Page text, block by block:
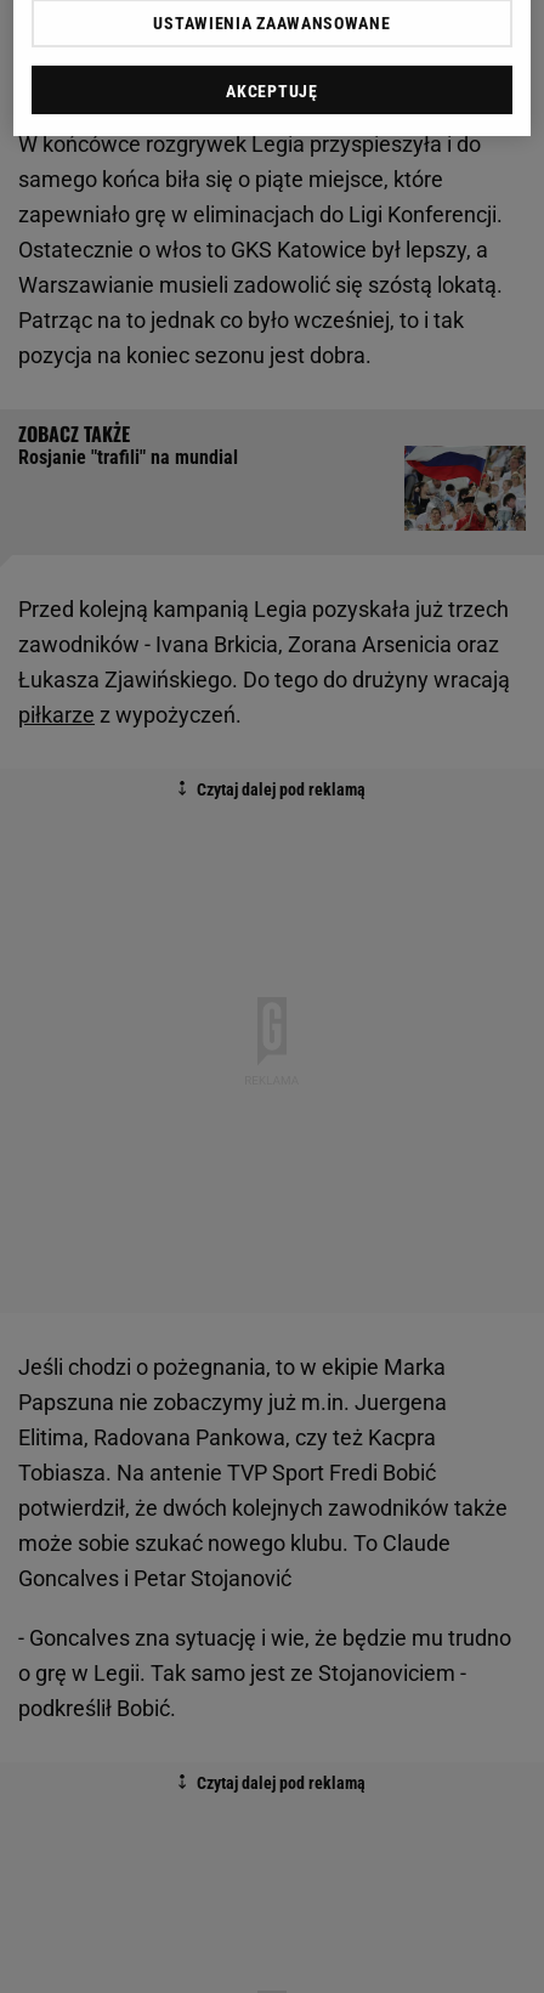
Legia żegna się z dwoma kolejnymi piłkarzami.
W końcówce rozgrywek Legia przyspieszyła i do
samego końca biła się o piąte miejsce, które
zapewniało grę w eliminacjach do Ligi Konferencji.
Ostatecznie o włos to GKS Katowice był lepszy, a
Warszawianie musieli zadowolić się szóstą lokatą.
Patrząc na to jednak co było wcześniej, to i tak
pozycja na koniec sezonu jest dobra.
Rosjanie "trafili" na mundial
Przed kolejną kampanią Legia pozyskała już trzech
zawodników - Ivana Brkicia, Zorana Arsenicia oraz
Łukasza Zjawińskiego. Do tego do drużyny wracają
piłkarze z wypożyczeń.
Jeśli chodzi o pożegnania, to w ekipie Marka
Papszuna nie zobaczymy już m.in. Juergena
Elitima, Radovana Pankowa, czy też Kacpra
Tobiasza. Na antenie TVP Sport Fredi Bobić
potwierdził, że dwóch kolejnych zawodników także
może sobie szukać nowego klubu. To Claude
Goncalves i Petar Stojanović
- Goncalves zna sytuację i wie, że będzie mu trudno
o grę w Legii. Tak samo jest ze Stojanoviciem -
podkreślił Bobić.
USTAWIENIA ZAAWANSOWANE
AKCEPTUJĘ